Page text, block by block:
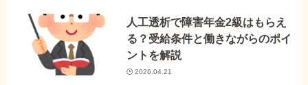
人工透析で障害年金2級はもらえ
る？受給条件と働きながらのポイ
ントを解説
2026.04.21